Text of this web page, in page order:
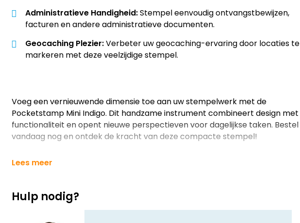
Administratieve Handigheid:Stempel eenvoudig ontvangstbewijzen,
facturen en andere administratieve documenten.
Geocaching Plezier:Verbeter uw geocaching-ervaring door locaties te
markeren met deze veelzijdige stempel.
Voeg een vernieuwende dimensie toe aan uw stempelwerk met de
Pocketstamp Mini Indigo. Dit handzame instrument combineert design met
functionaliteit en opent nieuwe perspectieven voor dagelijkse taken. Bestel
vandaag nog en ontdek de kracht van deze compacte stempel!
Lees meer
Hulp nodig?